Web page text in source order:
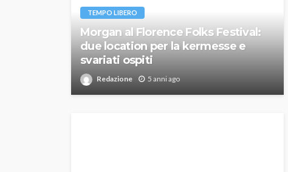
TEMPO LIBERO
Morgan al Florence Folks Festival:
due location per la kermesse e
svariati ospiti
Redazione 5 anni ago